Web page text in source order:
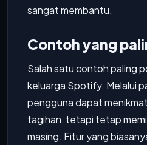
sangat membantu.
Contoh yang
Salah satu contoh paling
keluarga Spotify. Melalui
pengguna dapat
tagihan, tetapi tetap
masing. Fitur yang